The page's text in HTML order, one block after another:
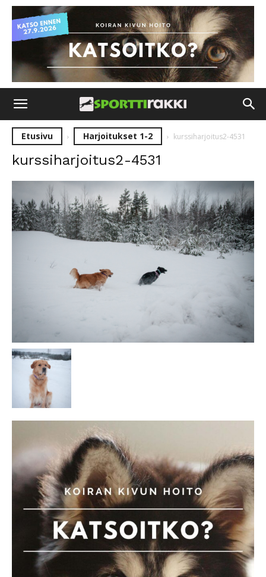
Etusivu Harjoitukset 1-2 kurssiharjoitus2-4531
kurssiharjoitus2-4531